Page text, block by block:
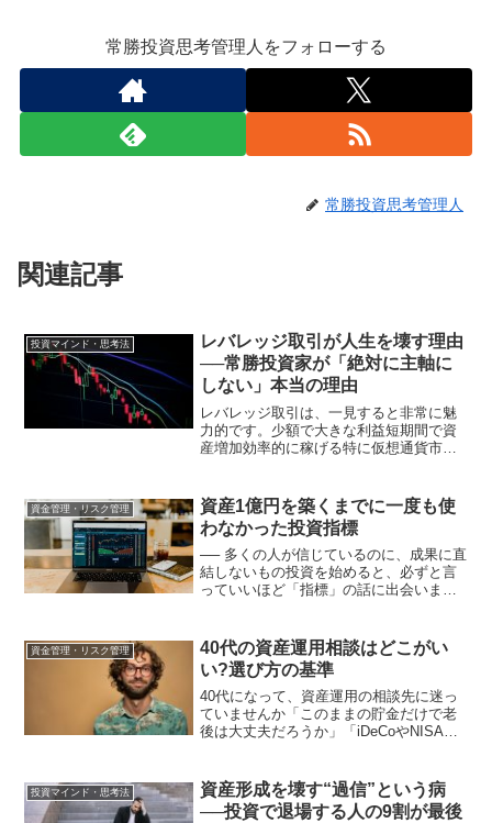
常勝投資思考管理人をフォローする
常勝投資思考管理人
関連記事
投資マインド・思考法
レバレッジ取引が人生を壊す理由
──常勝投資家が「絶対に主軸に
しない」本当の理由
レバレッジ取引は、一見すると非常に魅
力的です。少額で大きな利益短期間で資
産増加効率的に稼げる特に仮想通貨市場
資産形成を通じて金融資産1億円を築く過
程で、レバレッジ...
資金管理・リスク管理
資産1億円を築くまでに一度も使
わなかった投資指標
── 多くの人が信じているのに、成果に直
結しないもの投資を始めると、必ずと言
っていいほど「指標」の話に出会いま
かる一見すると、指標を使いこなせば勝
てそうに思えます。しか...
資金管理・リスク管理
40代の資産運用相談はどこがい
い?選び方の基準
40代になって、資産運用の相談先に迷っ
ていませんか「このままの貯金だけで老
後は大丈夫だろうか」「iDeCoやNISAは
た不安を抱える方が急に増えます。20
代、30代の...
投資マインド・思考法
資産形成を壊す“過信”という病
──投資で退場する人の9割が最後